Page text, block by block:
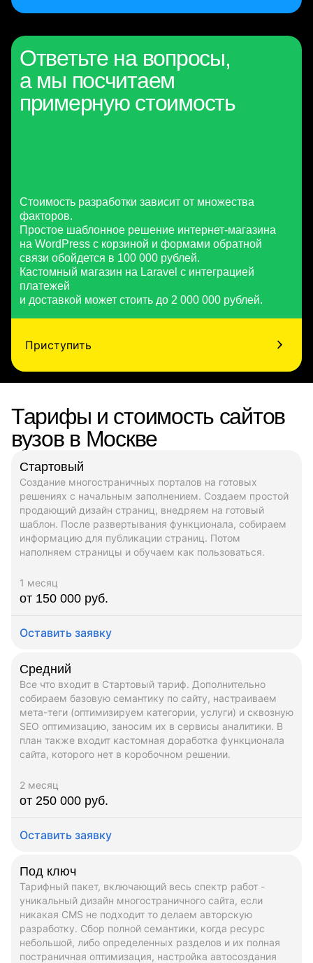
Ответьте на вопросы,
а мы посчитаем
примерную стоимость
Стоимость разработки зависит от множества
факторов.
Простое шаблонное решение интернет-магазина
на WordPress с корзиной и формами обратной
связи обойдется в 100 000 рублей.
Кастомный магазин на Laravel с интеграцией
платежей
и доставкой может стоить до 2 000 000 рублей.
Приступить
Тарифы и стоимость сайтов
вузов в Москве
Стартовый
Создание многостраничных порталов на готовых
решениях с начальным заполнением. Создаем простой
продающий дизайн страниц, внедряем на готовый
шаблон. После развертывания функционала, собираем
информацию для публикации страниц. Потом
наполняем страницы и обучаем как пользоваться.
1 месяц
от 150 000 руб.
Оставить заявку
Средний
Все что входит в Стартовый тариф. Дополнительно
собираем базовую семантику по сайту, настраиваем
мета-теги (оптимизируем категории, услуги) и сквозную
SEO оптимизацию, заносим их в сервисы аналитики. В
план также входит кастомная доработка функционала
сайта, которого нет в коробочном решении.
2 месяц
от 250 000 руб.
Оставить заявку
Под ключ
Тарифный пакет, включающий весь спектр работ -
уникальный дизайн многостраничного сайта, если
никакая CMS не подходит то делаем авторскую
разработку. Сбор полной семантики, когда ресурс
небольшой, либо определенных разделов и их полная
постраничная оптимизация, настройка автосоздания